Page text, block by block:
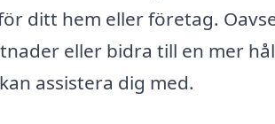
ditt hem eller företag.
eller bidra till en mer
assistera dig med.